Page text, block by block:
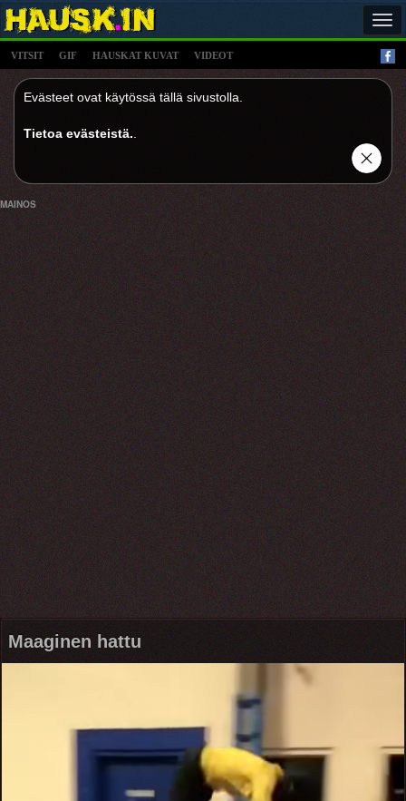
VITSIT GIF HAUSKAT KUVAT VIDEOT
Evästeet ovat käytössä tällä sivustolla.
Tietoa evästeistä.
MAINOS
Maaginen hattu